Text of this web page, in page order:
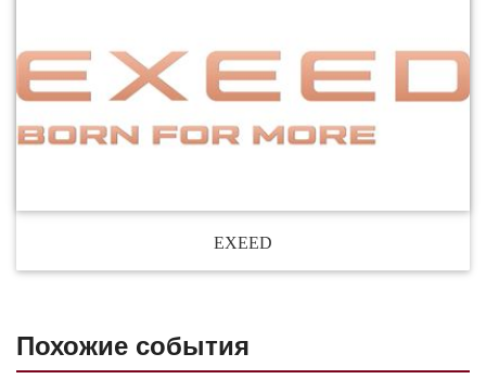
EXEED
Похожие события